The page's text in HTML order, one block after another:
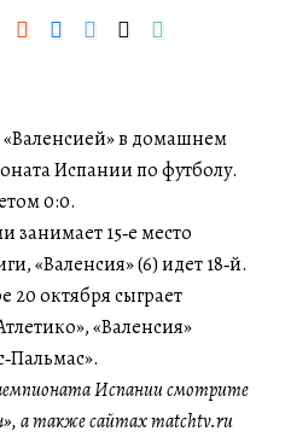
«Валенсией» в домашнем
Испании по футболу.
0:0.
занимает 15‑е место
«Валенсия» (6) идет 18‑й.
20 октября сыграет
«Валенсия»
Испании смотрите
а также сайтах matchtv.ru